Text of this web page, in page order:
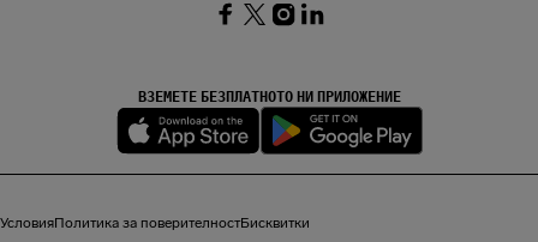
ВЗЕМЕТЕ БЕЗПЛАТНОТО НИ ПРИЛОЖЕНИЕ
УсловияПолитика за поверителностБисквитки